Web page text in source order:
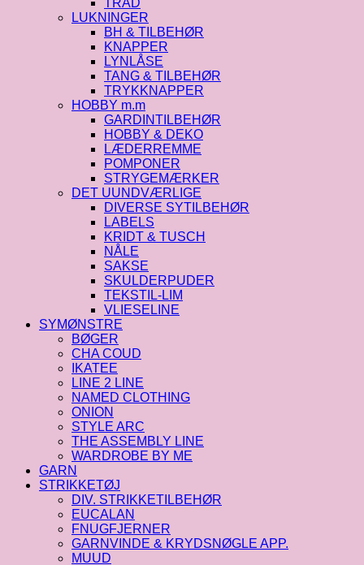
TRÅD
LUKNINGER
BH & TILBEHØR
KNAPPER
LYNLÅSE
TANG & TILBEHØR
TRYKKNAPPER
HOBBY m.m
GARDINTILBEHØR
HOBBY & DEKO
LÆDERREMME
POMPONER
STRYGEMÆRKER
DET UUNDVÆRLIGE
DIVERSE SYTILBEHØR
LABELS
KRIDT & TUSCH
NÅLE
SAKSE
SKULDERPUDER
TEKSTIL-LIM
VLIESELINE
SYMØNSTRE
BØGER
CHA COUD
IKATEE
LINE 2 LINE
NAMED CLOTHING
ONION
STYLE ARC
THE ASSEMBLY LINE
WARDROBE BY ME
GARN
STRIKKETØJ
DIV. STRIKKETILBEHØR
EUCALAN
FNUGFJERNER
GARNVINDE & KRYDSNØGLE APP.
MUUD